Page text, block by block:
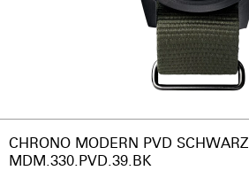
CHRONO MODERN PVD SCHWARZ
MDM.330.PVD.39.BK